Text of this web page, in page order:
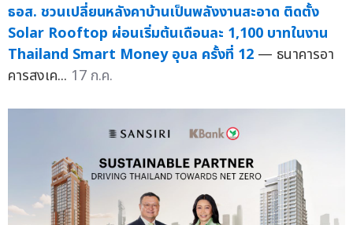
ธอส. ชวนเปลี่ยนหลังคาบ้านเป็นพลังงานสะอาด ติดตั้ง
Solar Rooftop ผ่อนเริ่มต้นเดือนละ 1,100 บาทในงาน
Thailand Smart Money อุบล ครั้งที่ 12 — ธนาคารอา
คารสงเค... 17 ก.ค.